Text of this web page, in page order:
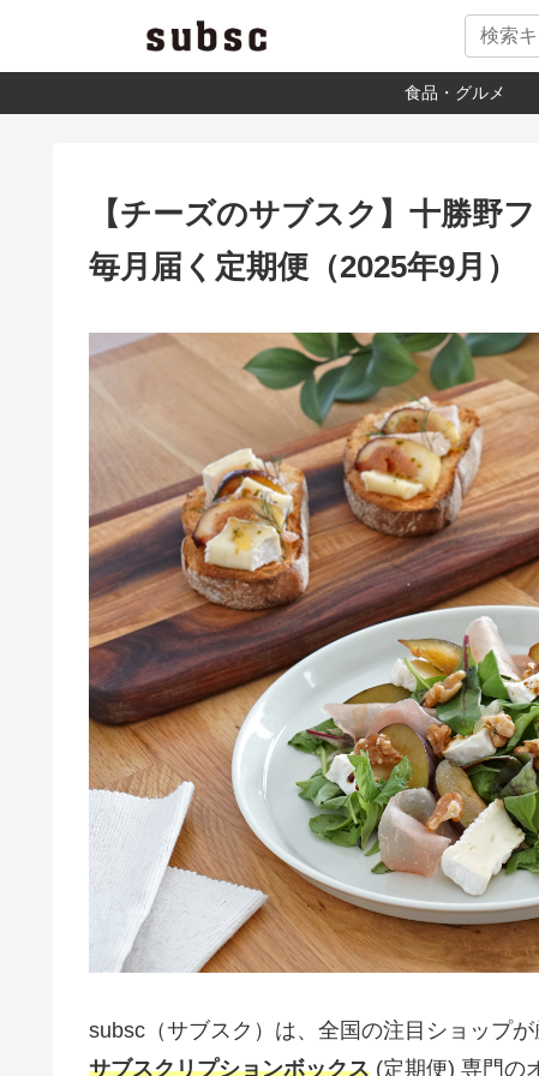
食品・グルメ
【チーズのサブスク】十勝野
毎月届く定期便（2025年9月）
subsc（サブスク）は、全国の注目ショップが
サブスクリプションボックス (定期便) 専門の